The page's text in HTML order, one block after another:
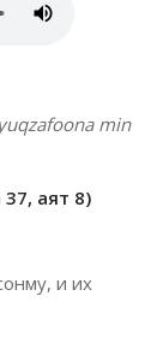
min
аят 8)
и их